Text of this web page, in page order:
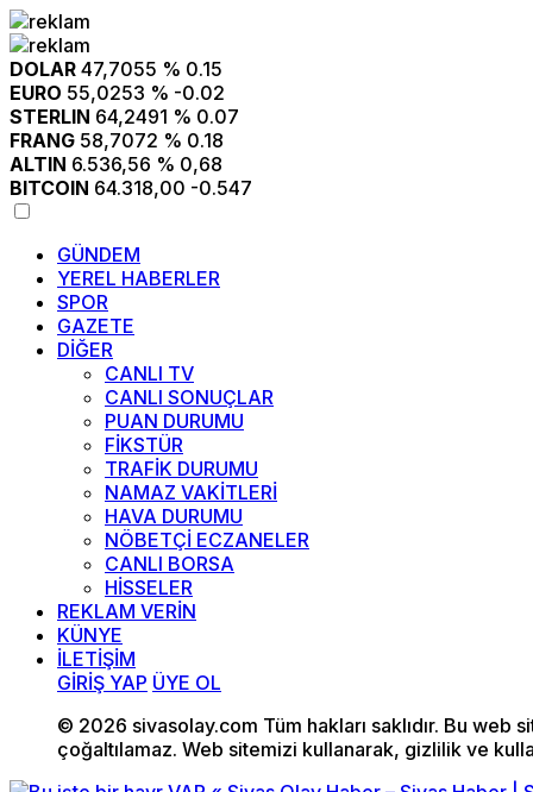
DOLAR 47,7055 % 0.15
EURO 55,0253 % -0.02
STERLIN 64,2491 % 0.07
FRANG 58,7072 % 0.18
ALTIN 6.536,56 % 0,68
BITCOIN 64.318,00 -0.547
GÜNDEM
YEREL HABERLER
SPOR
GAZETE
DİĞER
CANLI TV
CANLI SONUÇLAR
PUAN DURUMU
FİKSTÜR
TRAFİK DURUMU
NAMAZ VAKİTLERİ
HAVA DURUMU
NÖBETÇİ ECZANELER
CANLI BORSA
HİSSELER
REKLAM VERİN
KÜNYE
İLETİŞİM
GİRİŞ YAP ÜYE OL
© 2026 sivasolay.com Tüm hakları saklıdır. Bu
çoğaltılamaz. Web sitemizi kullanarak, gizlilik ve